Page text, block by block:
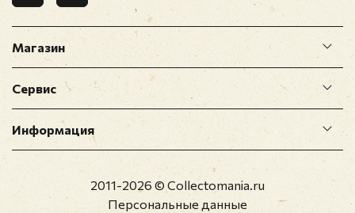
Магазин
Сервис
Информация
2011-2026 © Collectomania.ru
Персональные данные